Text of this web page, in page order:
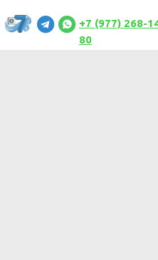
+7 (977) 268-
80